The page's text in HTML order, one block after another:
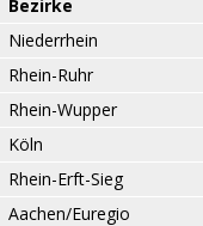
Bezirke
Niederrhein
Rhein-Ruhr
Rhein-Wupper
Köln
Rhein-Erft-Sieg
Aachen/Euregio